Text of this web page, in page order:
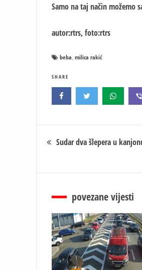
Samo na taj način možemo
autor:rtrs, foto:rtrs
beba milica rakić
SHARE
Кретање
Sudar dva šlepera u
povezane vijesti